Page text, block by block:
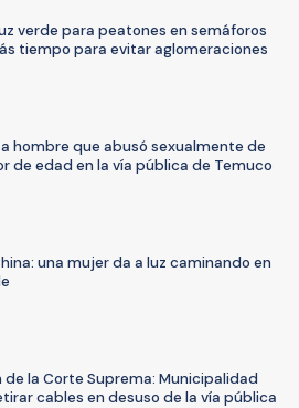
verde para peatones en semáforos
tiempo para evitar aglomeraciones
hombre que abusó sexualmente de
de edad en la vía pública de Temuco
una mujer da a luz caminando en
de la Corte Suprema: Municipalidad
cables en desuso de la vía pública